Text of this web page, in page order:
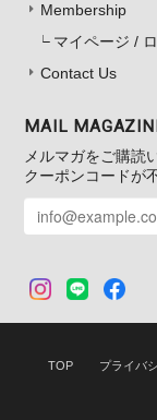
Membership
マイページ /
Contact Us
MAIL
メルマガをご購読
クーポンコードが
TOP プライバ